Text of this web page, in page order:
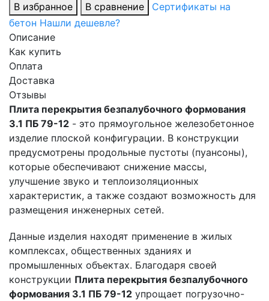
В избранное В сравнение
Сертификаты на
бетон Нашли дешевле?
Описание
Как купить
Оплата
Доставка
Отзывы
Плита перекрытия безпалубочного формования
3.1 ПБ 79-12 - это прямоугольное железобетонное
изделие плоской конфигурации. В конструкции
предусмотрены продольные пустоты (пуансоны),
которые обеспечивают снижение массы,
улучшение звуко и теплоизоляционных
характеристик, а также создают возможность для
размещения инженерных сетей.
Данные изделия находят применение в жилых
комплексах, общественных зданиях и
промышленных объектах. Благодаря своей
конструкции Плита перекрытия безпалубочного
формования 3.1 ПБ 79-12 упрощает погрузочно-